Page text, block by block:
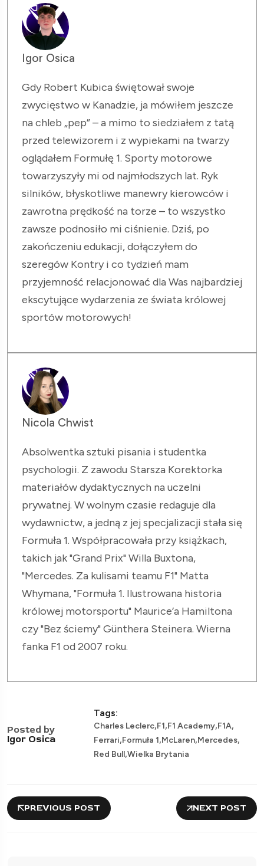
Igor Osica
Gdy Robert Kubica świętował swoje
zwycięstwo w Kanadzie, ja mówiłem jeszcze
na chleb „pep” – a mimo to siedziałem z tatą
przed telewizorem i z wypiekami na twarzy
oglądałem Formułę 1. Sporty motorowe
towarzyszyły mi od najmłodszych lat. Ryk
silników, błyskotliwe manewry kierowców i
zawrotna prędkość na torze – to wszystko
zawsze podnosiło mi ciśnienie. Dziś, po
zakończeniu edukacji, dołączyłem do
szeregów Kontry i co tydzień mam
przyjemność relacjonować dla Was najbardziej
ekscytujące wydarzenia ze świata królowej
sportów motorowych!
Nicola Chwist
Absolwentka sztuki pisania i studentka
psychologii. Z zawodu Starsza Korektorka
materiałów dydaktycznych na uczelni
prywatnej. W wolnym czasie redaguje dla
wydawnictw, a jedną z jej specjalizacji stała się
Formuła 1. Współpracowała przy książkach,
takich jak "Grand Prix" Willa Buxtona,
"Mercedes. Za kulisami teamu F1" Matta
Whymana, "Formuła 1. Ilustrowana historia
królowej motorsportu" Maurice’a Hamiltona
czy "Bez ściemy" Günthera Steinera. Wierna
fanka F1 od 2007 roku.
Posted by
Igor Osica
Tags:
Charles Leclerc,F1,F1 Academy,F1A,
Ferrari,Formuła 1,McLaren,Mercedes,
Red Bull,Wielka Brytania
PREVIOUS POST NEXT POST